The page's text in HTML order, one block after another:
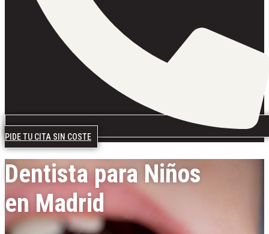
PIDE TU CITA SIN COSTE
Dentista para Niños
en Madrid